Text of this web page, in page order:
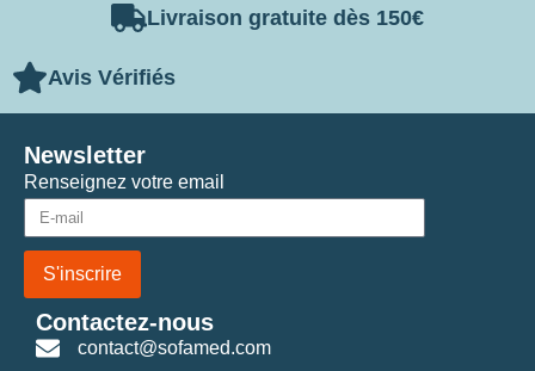
Livraison gratuite dès 150€
Avis Vérifiés
Renseignez votre email
S'inscrire
Newsletter
Contactez-nous
contact@sofamed.com